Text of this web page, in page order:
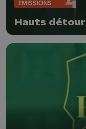
ÉMISSIONS
Hauts détour